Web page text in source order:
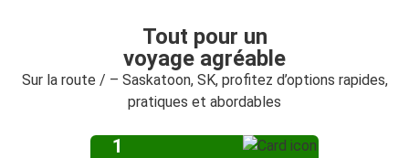
Tout pour un
voyage agréable
Sur la route / – Saskatoon, SK, profitez d’options rapides,
pratiques et abordables
1